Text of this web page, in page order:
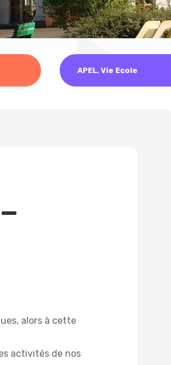
APEL,Vie Ecole
alors à cette
activités de nos